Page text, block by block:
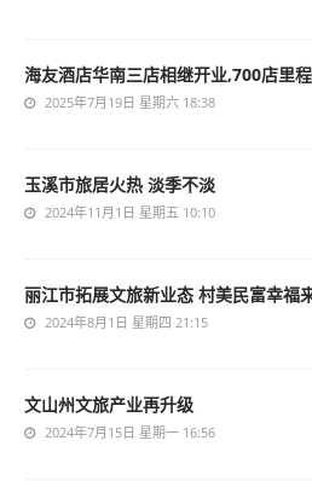
海友酒店华南三店相继开业,700店里
2025年7月19日 星期六 18:38
玉溪市旅居火热 淡季不淡
2024年11月1日 星期五 10:10
丽江市拓展文旅新业态 村美民富幸福
2024年8月1日 星期四 21:15
文山州文旅产业再升级
2024年7月15日 星期一 16:56